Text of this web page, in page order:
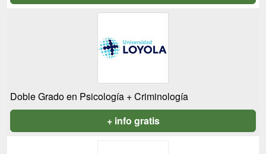
Doble Grado en Psicología + Criminología
+ info gratis